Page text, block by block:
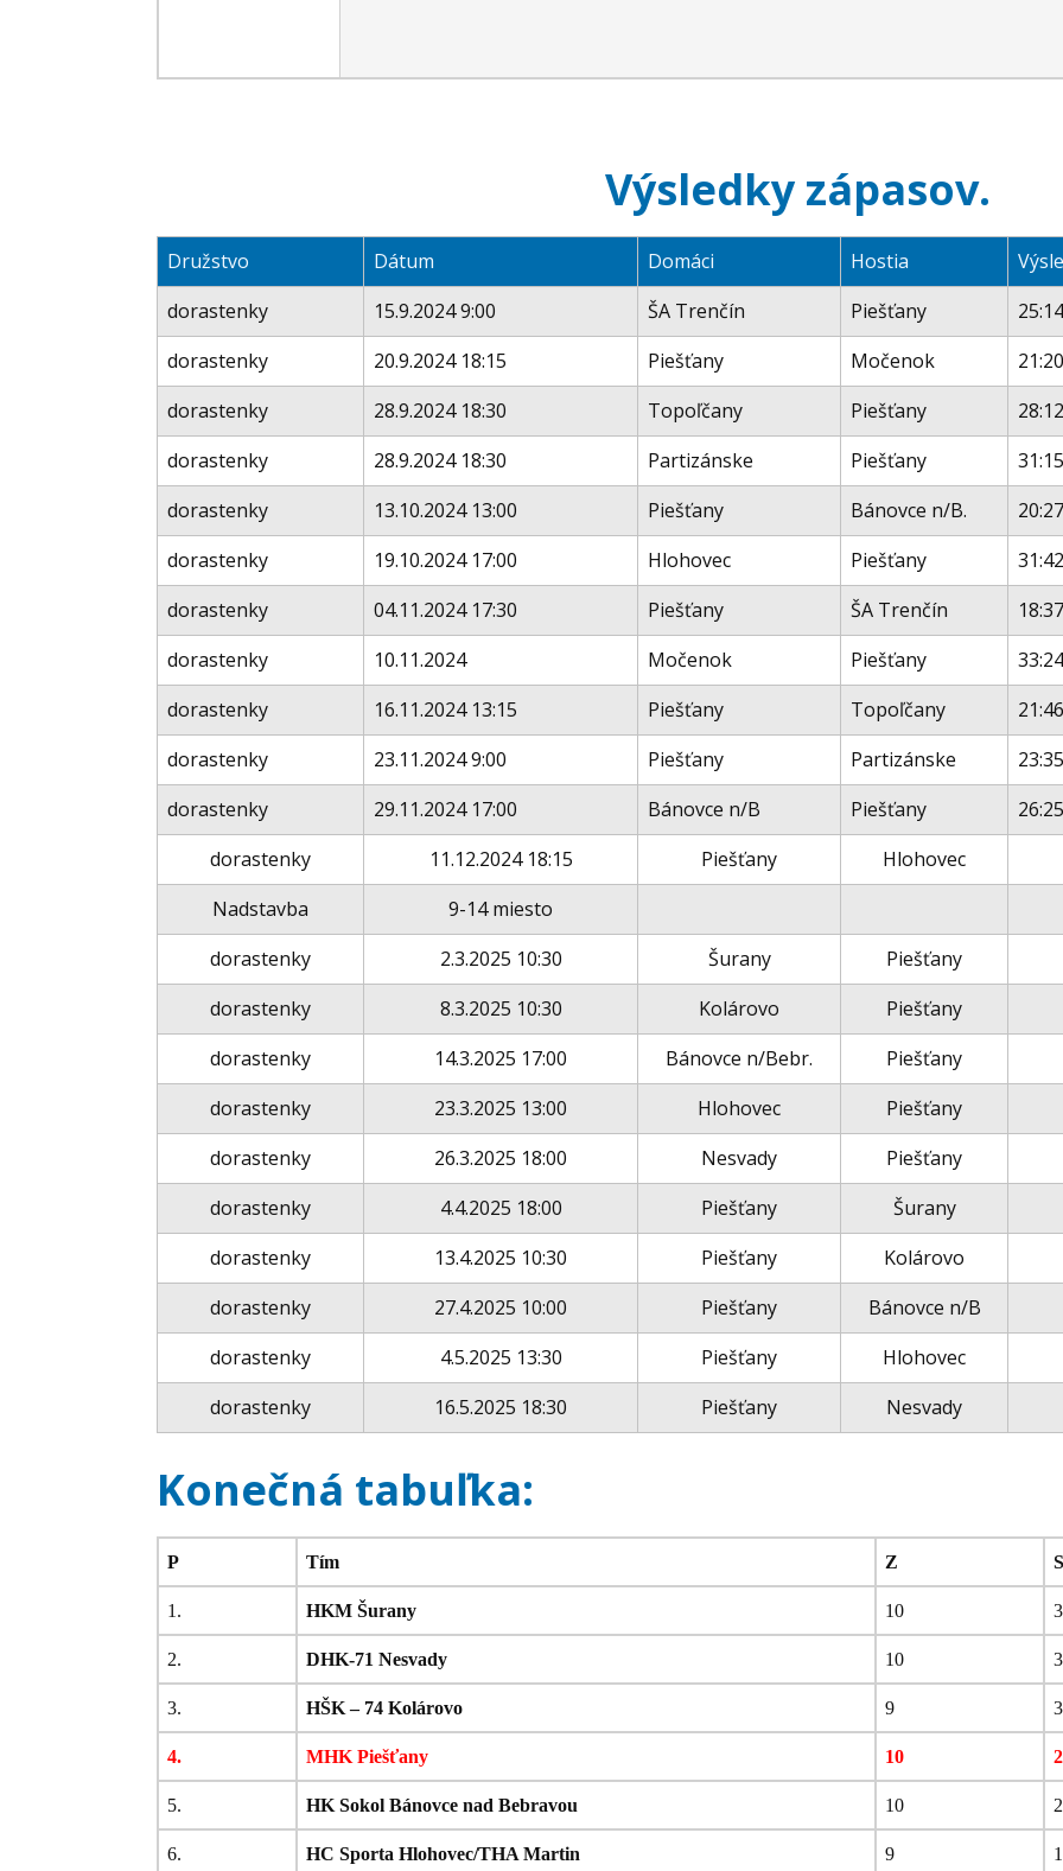
Výsledky zápasov.
Družstvo Dátum Domáci Hostia
dorastenky
15.9.2024 9:00 ŠA Trenčín Piešťany
dorastenky
20.9.2024 18:15 Piešťany Močenok
dorastenky
28.9.2024 18:30 Topoľčany Piešťany
dorastenky
28.9.2024 18:30 Partizánske Piešťany
dorastenky
13.10.2024 13:00 Piešťany Bánovce n/B.
dorastenky
19.10.2024 17:00 Hlohovec Piešťany
dorastenky
04.11.2024 17:30 Piešťany ŠA Trenčín
dorastenky
10.11.2024 Močenok Piešťany
dorastenky
16.11.2024 13:15 Piešťany Topoľčany
dorastenky
23.11.2024 9:00 Piešťany Partizánske
dorastenky
29.11.2024 17:00 Bánovce n/B Piešťany
dorastenky
11.12.2024 18:15 Piešťany
Hlohovec
Nadstavba
9-14 miesto
dorastenky
2.3.2025 10:30 Šurany
Piešťany
dorastenky
8.3.2025 10:30 Kolárovo
Piešťany
dorastenky
14.3.2025 17:00 Bánovce n/Bebr.
Piešťany
dorastenky
23.3.2025 13:00 Hlohovec
Piešťany
dorastenky
26.3.2025 18:00 Nesvady
Piešťany
dorastenky
4.4.2025 18:00 Piešťany
Šurany
dorastenky
13.4.2025 10:30 Piešťany
Kolárovo
dorastenky
27.4.2025 10:00 Piešťany
Bánovce n/B
dorastenky
4.5.2025 13:30 Piešťany
Hlohovec
dorastenky
16.5.2025 18:30 Piešťany Nesvady
Konečná tabuľka:
P Tím Z
1. HKM Šurany 10
2. DHK-71 Nesvady 10
3. HŠK – 74 Kolárovo 9
4. MHK Piešťany 10
5. HK Sokol Bánovce nad Bebravou 10
6. HC Sporta Hlohovec/THA Martin 9